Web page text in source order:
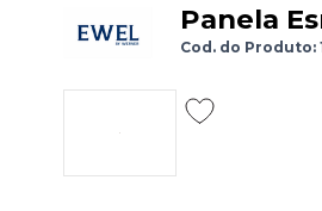
Panela
Cod. do Produto: